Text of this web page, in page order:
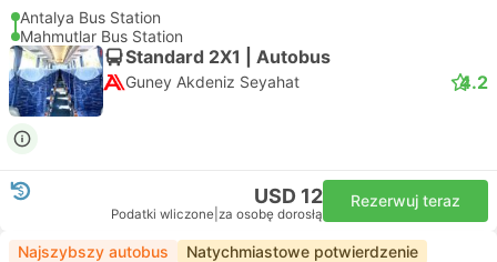
Antalya Bus Station
Mahmutlar Bus Station
Standard 2X1 | Autobus
Guney Akdeniz Seyahat 4.2
USD 12
Podatki wliczone za osobę dorosłą
Rezerwuj teraz
Najszybszy autobus Natychmiastowe potwierdzenie